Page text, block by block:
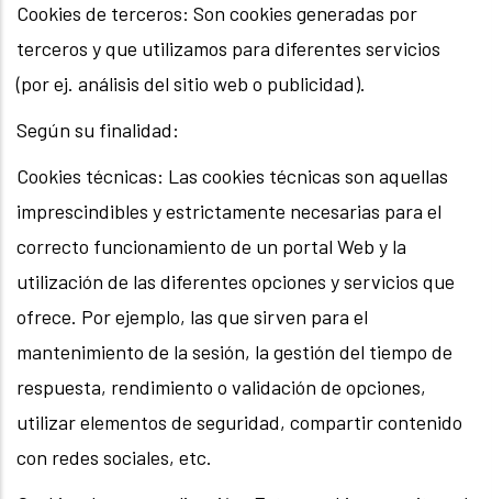
Cookies de terceros: Son cookies generadas por
terceros y que utilizamos para diferentes servicios
(por ej. análisis del sitio web o publicidad).
Según su finalidad:
Cookies técnicas: Las cookies técnicas son aquellas
imprescindibles y estrictamente necesarias para el
correcto funcionamiento de un portal Web y la
utilización de las diferentes opciones y servicios que
ofrece. Por ejemplo, las que sirven para el
mantenimiento de la sesión, la gestión del tiempo de
respuesta, rendimiento o validación de opciones,
utilizar elementos de seguridad, compartir contenido
con redes sociales, etc.